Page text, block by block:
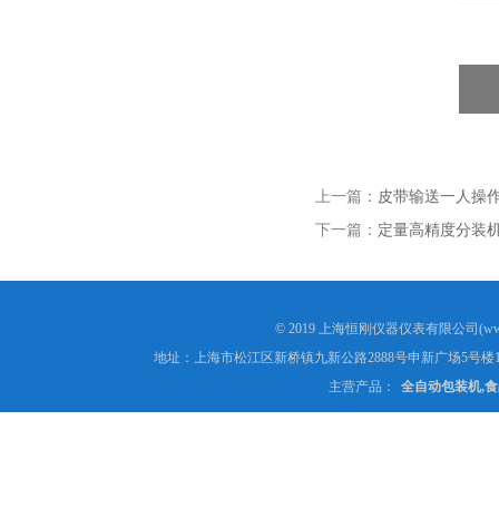
上一篇： 皮带输送一人操
下一篇： 定量高精度分装
© 2019 上海恒刚仪器仪表有限公司
地址：上海市松江区新桥镇九新公路2888号申新广场5号楼
主营产品：
全自动包装机,